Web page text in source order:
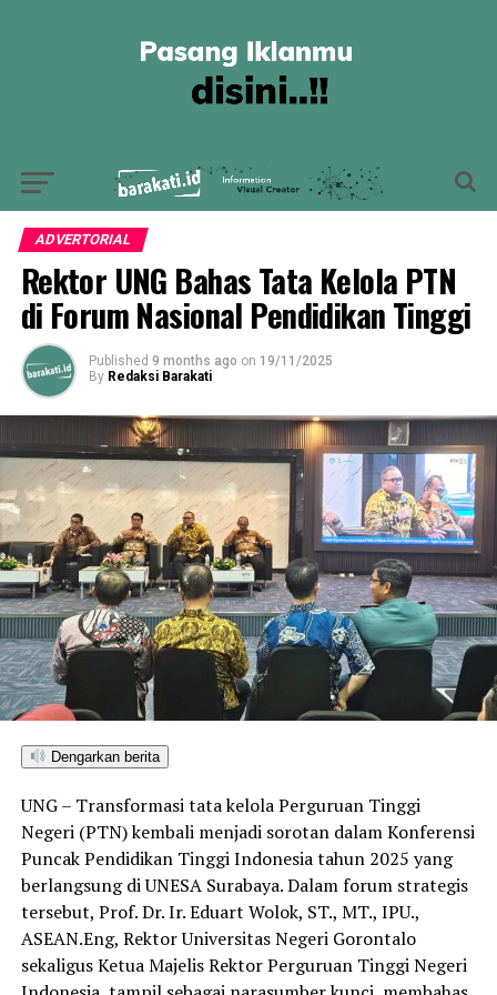
ADVERTORIAL
Rektor UNG Bahas Tata Kelola PTN
di Forum Nasional Pendidikan Tinggi
Published 9 months ago on 19/11/2025
By Redaksi Barakati
Dengarkan berita
UNG – Transformasi tata kelola Perguruan Tinggi
Negeri (PTN) kembali menjadi sorotan dalam Konferensi
Puncak Pendidikan Tinggi Indonesia tahun 2025 yang
berlangsung di UNESA Surabaya. Dalam forum strategis
tersebut, Prof. Dr. Ir. Eduart Wolok, ST., MT., IPU.,
ASEAN.Eng, Rektor Universitas Negeri Gorontalo
sekaligus Ketua Majelis Rektor Perguruan Tinggi Negeri